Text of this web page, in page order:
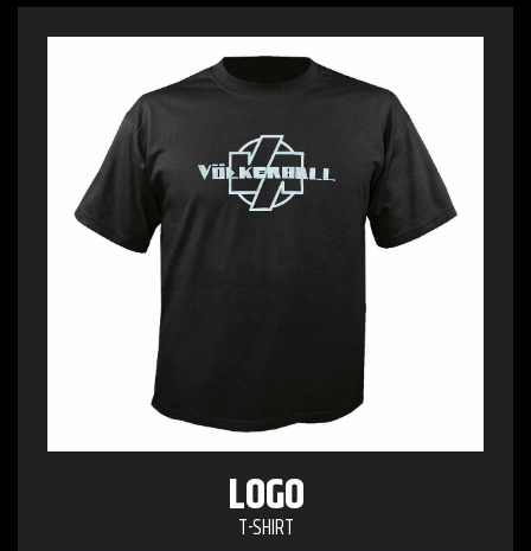
LOGO
T-SHIRT